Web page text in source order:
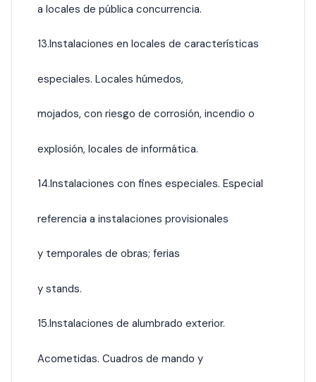
a locales de pública concurrencia.
13.Instalaciones en locales de características
especiales. Locales húmedos,
mojados, con riesgo de corrosión, incendio o
explosión, locales de informática.
14.Instalaciones con fines especiales. Especial
referencia a instalaciones provisionales
y temporales de obras; ferias
y stands.
15.Instalaciones de alumbrado exterior.
Acometidas. Cuadros de mando y